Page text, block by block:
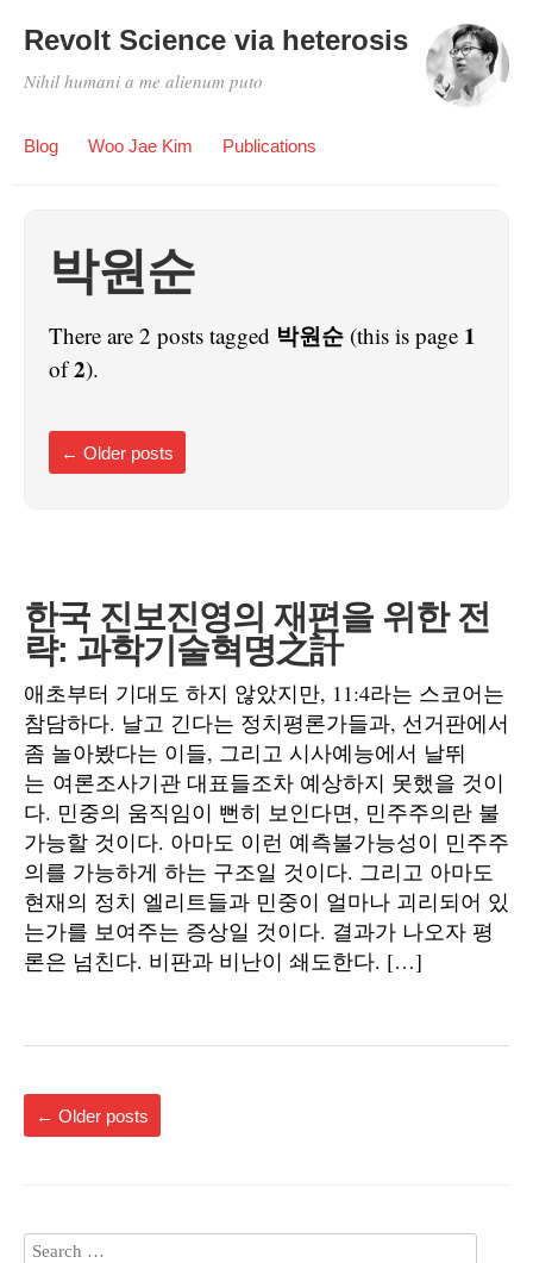
Revolt Science via heterosis
Nihil humani a me alienum puto
Blog Woo Jae Kim Publications
박원순
There are 2 posts tagged 박원순 (this is page 1
of2).
← Older posts
한국 진보진영의 재편을 위한 전
략: 과학기술혁명之計
애초부터 기대도 하지 않았지만, 11:4라는 스코어는
참담하다. 날고 긴다는 정치평론가들과, 선거판에서
좀 놀아봤다는 이들, 그리고 시사예능에서 날뛰
는 여론조사기관 대표들조차 예상하지 못했을 것이
다. 민중의 움직임이 뻔히 보인다면, 민주주의란 불
가능할 것이다. 아마도 이런 예측불가능성이 민주주
의를 가능하게 하는 구조일 것이다. 그리고 아마도
현재의 정치 엘리트들과 민중이 얼마나 괴리되어 있
는가를 보여주는 증상일 것이다. 결과가 나오자 평
론은 넘친다. 비판과 비난이 쇄도한다. […]
← Older posts